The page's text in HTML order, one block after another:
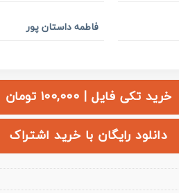
فاطمه داستان پور
خرید تکی فایل | ۱۰۰,۰۰۰ تومان
دانلود رایگان با خرید اشتراک